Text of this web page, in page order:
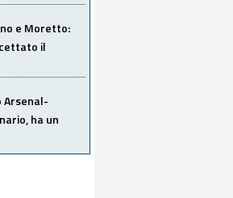
e Moretto:
il
Arsenal-
ha un